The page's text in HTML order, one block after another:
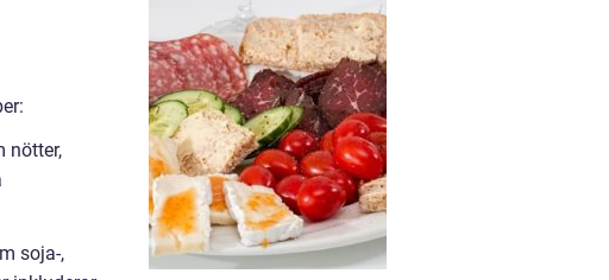
nötter,
soja-,